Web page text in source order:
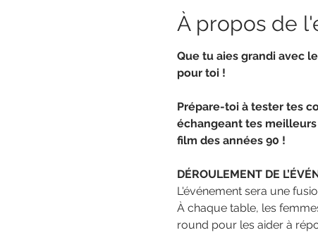
À propos de
Que tu aies grandi avec
pour toi !
Prépare-toi à tester tes
échangeant tes
film des années 90 !
DÉROULEMENT DE
L'événement sera une
À chaque table, les
round pour les aider à